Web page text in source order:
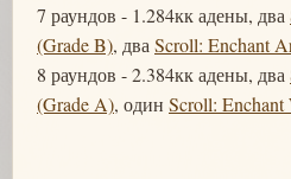
7 раундов - 1.284кк адены, два
(Grade B), два Scroll: Enchant
8 раундов - 2.384кк адены, два
(Grade A), один Scroll: Enchant